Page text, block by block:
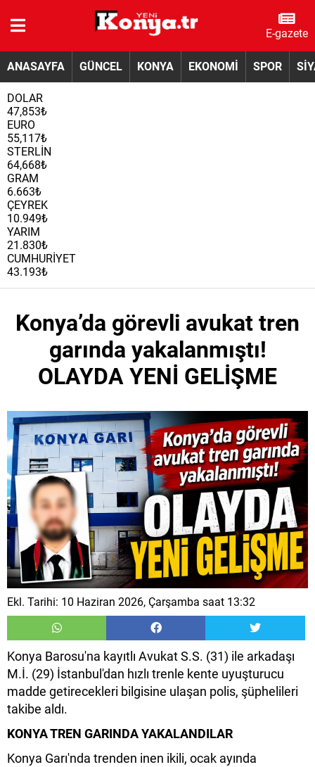
E-gazete
ANASAYFA GÜNCEL KONYA EKONOMİ SPOR
DOLAR
47,853₺
EURO
55,117₺
STERLİN
64,668₺
GRAM
6.663₺
ÇEYREK
10.949₺
YARIM
21.830₺
CUMHURİYET
43.193₺
Konya’da görevli avukat tren
garında yakalanmıştı!
OLAYDA YENİ GELİŞME
Ekl. Tarihi: 10 Haziran 2026, Çarşamba saat 13:32
Konya Barosu'na kayıtlı Avukat S.S. (31) ile arkadaşı
M.İ. (29) İstanbul'dan hızlı trenle kente uyuşturucu
madde getirecekleri bilgisine ulaşan polis, şüphelileri
takibe aldı.
KONYA TREN GARINDA YAKALANDILAR
Konya Garı'nda trenden inen ikili, ocak ayında